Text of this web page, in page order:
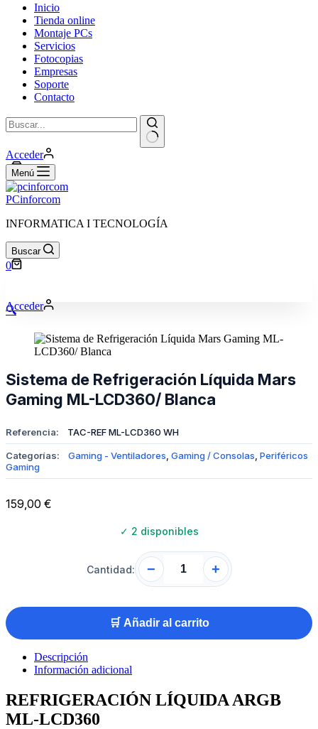
Inicio
Tienda online
Montaje PCs
Servicios
Fotocopias
Empresas
Soporte
Contacto
Sin
resultados
Acceder
Carro
de
compra
0Menú
PCinforcom
INFORMATICA I TECNOLOGÍA
Buscar
Carro
0
Acceder
🔍
Sistema de Refrigeración Líquida Mars
Gaming ML-LCD360/ Blanca
Referencia: TAC-REF ML-LCD360 WH
Categorías: Gaming - Ventiladores Gaming / Consolas Periféricos
Gaming
159,00 €
✓ 2 disponibles
Cantidad: − +
🛒 Añadir al carrito
Descripción
Información adicional
REFRIGERACIÓN LÍQUIDA ARGB
ML-LCD360